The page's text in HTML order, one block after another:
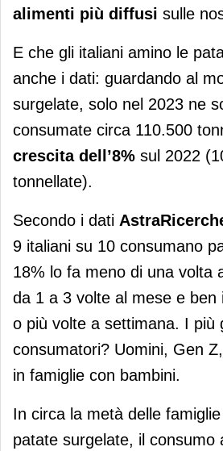
alimenti più diffusi sulle
E che gli italiani amino le
anche i dati: guardando al
surgelate, solo nel 2023 ne
consumate circa 110.500
crescita dell’8% sul 2022
tonnellate).
Secondo i dati
9 italiani su 10 consumano
18% lo fa meno di una volta
da 1 a 3 volte al mese e ben
o più volte a settimana. I più
consumatori? Uomini, Gen
in famiglie con bambini.
In circa la metà delle
patate surgelate, il consumo